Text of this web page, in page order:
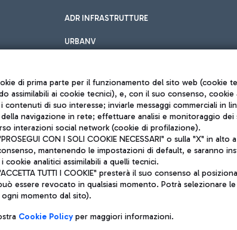
ADR INFRASTRUTTURE
URBANV
a direzione e coordinamento di Mundys S.p.A.
di Roma 13032990155 P. IVA 06572251004
- 00054 Fiumicino (RM) telefono +39 06 65951
Note
Mappa
di prima parte per il funzionamento del sito web (cookie
assimilabili ai cookie tecnici), e, con il suo consenso,
contenuti di suo interesse; inviarle messaggi commerciali in
navigazione in rete; effettuare analisi e monitoraggio
interazioni social network (cookie di profilazione).
CON I SOLI COOKIE NECESSARI" o sulla "X" in
mantenendo le impostazioni di default, e saranno
cookie analitici assimilabili a quelli tecnici.
TUTTI I COOKIE" presterà il suo consenso al
essere revocato in qualsiasi momento. Potrà selezionare
ogni momento dal sito).
Cookie Policyper maggiori informazioni.